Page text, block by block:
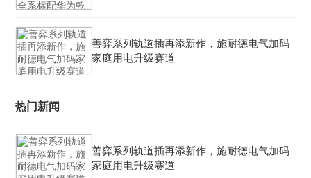
善弈系列轨道插再添新作，施耐德电气加码
家庭用电升级赛道
热门新闻
善弈系列轨道插再添新作，施耐德电气加码
家庭用电升级赛道